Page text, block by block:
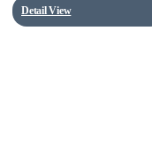
Detail View